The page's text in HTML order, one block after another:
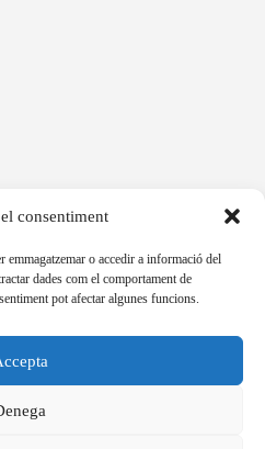
consentiment
emmagatzemar o accedir a informació del
dades com el comportament de
pot afectar algunes funcions.